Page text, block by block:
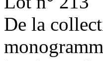
De la